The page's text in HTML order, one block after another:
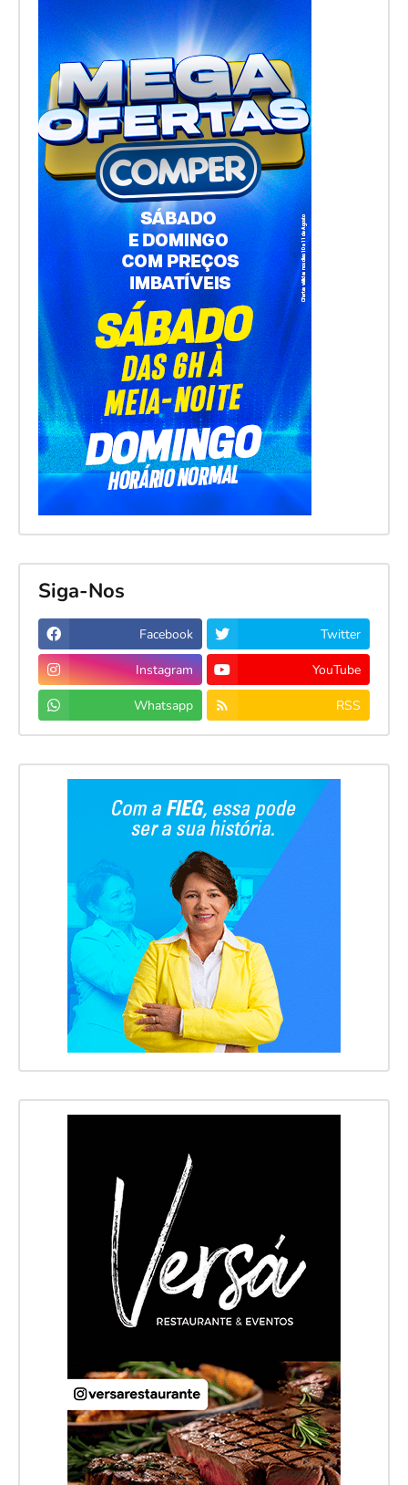
Siga-Nos
Facebook Twitter
Instagram YouTube
Whatsapp RSS